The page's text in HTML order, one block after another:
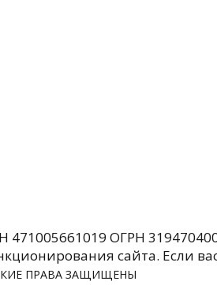
ОГРН
сайта. Если
ПРАВА ЗАЩИЩЕНЫ